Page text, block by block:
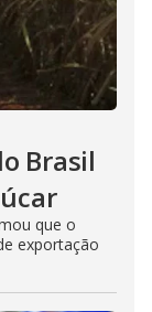
Brasil
que o
exportação